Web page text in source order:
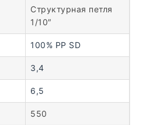
Структурная петля
1/10″
100% PP SD
3,4
6,5
550